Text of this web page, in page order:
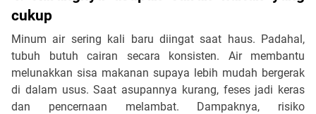
cukup
Minum air sering kali baru diingat saat haus. Padahal,
tubuh butuh cairan secara konsisten. Air membantu
melunakkan sisa makanan supaya lebih mudah bergerak
di dalam usus. Saat asupannya kurang, feses jadi keras
dan pencernaan melambat. Dampaknya, risiko